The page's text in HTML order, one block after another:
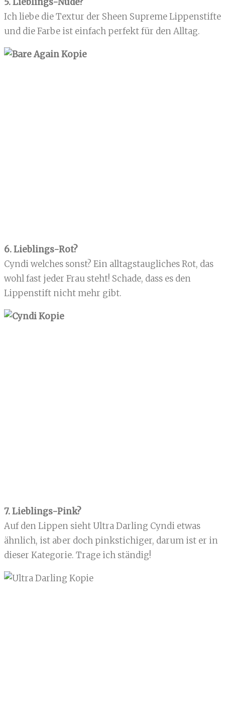
Ich liebe die Textur der Sheen Supreme Lippenstifte
und die Farbe ist einfach perfekt für den Alltag.
6. Lieblings-Rot?
Cyndi welches sonst? Ein alltagstaugliches Rot, das
wohl fast jeder Frau steht! Schade, dass es den
Lippenstift nicht mehr gibt.
7. Lieblings-Pink?
Auf den Lippen sieht Ultra Darling Cyndi etwas
ähnlich, ist aber doch pinkstichiger, darum ist er in
dieser Kategorie. Trage ich ständig!